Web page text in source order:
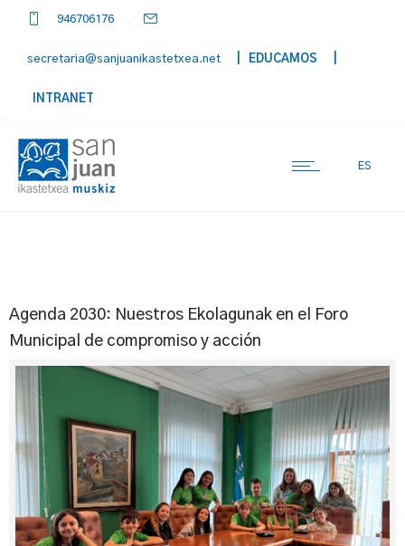
946706176
secretaria@sanjuanikastetxea.net | EDUCAMOS
INTRANET
ES
Agenda 2030: Nuestros Ekolagunak en el Foro
Municipal de compromiso y acción